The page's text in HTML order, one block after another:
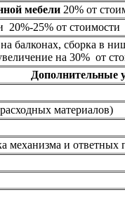
мебели20% от
20%-25% от стоимости
балконах, сборка в
на 30% от
Дополнительные
материалов)
механизма и ответных